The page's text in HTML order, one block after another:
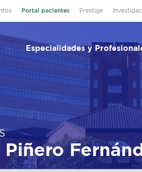
Portal pacientes Prestige
Especialidades y
Piñero